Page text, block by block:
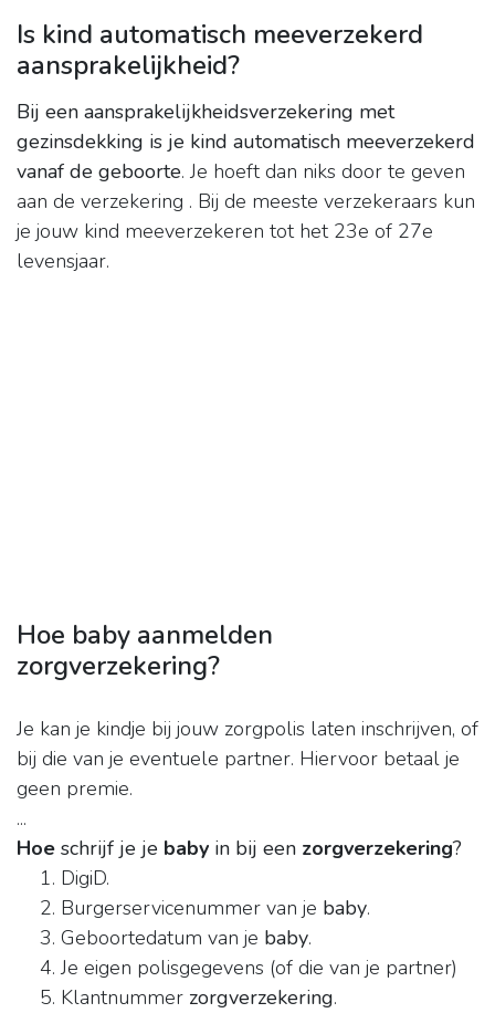
Is kind automatisch meeverzekerd
aansprakelijkheid?
Bij een aansprakelijkheidsverzekering met
gezinsdekking is je kind automatisch meeverzekerd
vanaf de geboorte. Je hoeft dan niks door te geven
aan de verzekering . Bij de meeste verzekeraars kun
je jouw kind meeverzekeren tot het 23e of 27e
levensjaar.
Hoe baby aanmelden
zorgverzekering?
Je kan je kindje bij jouw zorgpolis laten inschrijven, of
bij die van je eventuele partner. Hiervoor betaal je
geen premie.
...
Hoe schrijf je je baby in bij een zorgverzekering?
DigiD.
Burgerservicenummer van je baby.
Geboortedatum van je baby.
Je eigen polisgegevens (of die van je partner)
Klantnummer zorgverzekering.